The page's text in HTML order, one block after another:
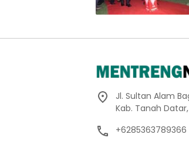
Jl. Sultan Alam
Kab. Tanah
+6285363789366